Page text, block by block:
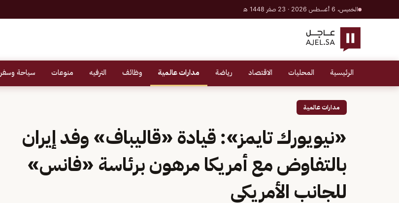
الخميس، 6 أغسطس 2026 · 23 صفر 1448 هـ
الرئيسية المحليات الاقتصاد رياضة مدارات عالمية وظائف الترفيه منوعات سياحة وسفر
مدارات عالمية
«نيويورك تايمز»: قيادة «قاليباف» وفد إيران
بالتفاوض مع أمريكا مرهون برئاسة «فانس»
للجانب الأمريكي